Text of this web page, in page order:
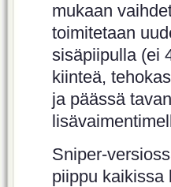
mukaan
toimitetaan
sisäpiipulla (ei
kiinteä,
ja päässä
Sniper-
piippu kaikissa